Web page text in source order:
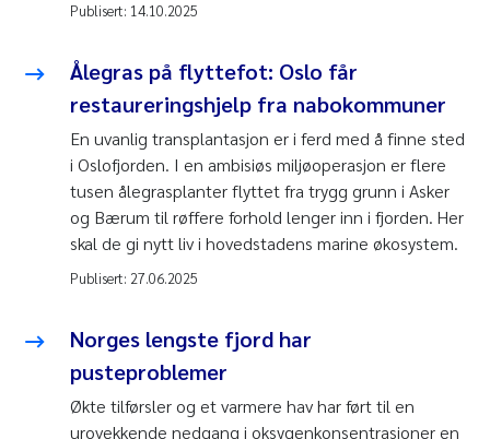
Publisert: 14.10.2025
Ålegras på flyttefot: Oslo får
restaureringshjelp fra nabokommuner
En uvanlig transplantasjon er i ferd med å finne sted
i Oslofjorden. I en ambisiøs miljøoperasjon er flere
tusen ålegrasplanter flyttet fra trygg grunn i Asker
og Bærum til røffere forhold lenger inn i fjorden. Her
skal de gi nytt liv i hovedstadens marine økosystem.
Publisert: 27.06.2025
Norges lengste fjord har
pusteproblemer
Økte tilførsler og et varmere hav har ført til en
urovekkende nedgang i oksygenkonsentrasjoner en